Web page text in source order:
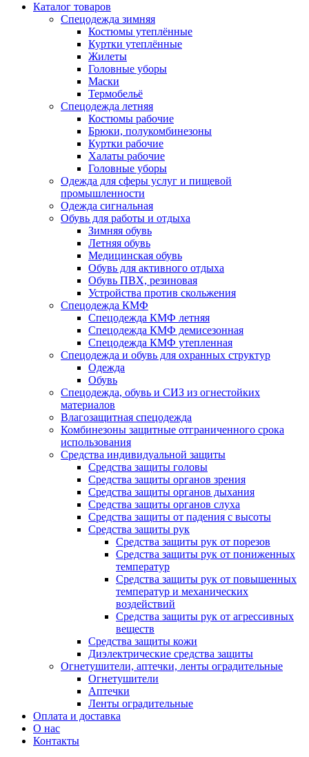
Каталог товаров
Спецодежда зимняя
Костюмы утеплённые
Куртки утеплённые
Жилеты
Головные уборы
Маски
Термобельё
Спецодежда летняя
Костюмы рабочие
Брюки, полукомбинезоны
Куртки рабочие
Халаты рабочие
Головные уборы
Одежда для сферы услуг и пищевой
промышленности
Одежда сигнальная
Обувь для работы и отдыха
Зимняя обувь
Летняя обувь
Медицинская обувь
Обувь для активного отдыха
Обувь ПВХ, резиновая
Устройства против скольжения
Спецодежда КМФ
Спецодежда КМФ летняя
Спецодежда КМФ демисезонная
Спецодежда КМФ утепленная
Спецодежда и обувь для охранных структур
Одежда
Обувь
Спецодежда, обувь и СИЗ из огнестойких
материалов
Влагозащитная спецодежда
Комбинезоны защитные отграниченного срока
использования
Средства индивидуальной защиты
Средства защиты головы
Средства защиты органов зрения
Средства защиты органов дыхания
Средства защиты органов слуха
Средства защиты от падения с высоты
Средства защиты рук
Средства защиты рук от порезов
Средства защиты рук от пониженных
температур
Средства защиты рук от повышенных
температур и механических
воздействий
Средства защиты рук от агрессивных
веществ
Средства защиты кожи
Диэлектрические средства защиты
Огнетушители, аптечки, ленты оградительные
Огнетушители
Аптечки
Ленты оградительные
Оплата и доставка
О нас
Контакты